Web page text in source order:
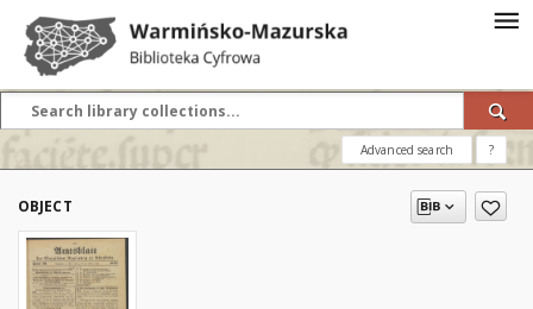
Advanced search ?
OBJECT